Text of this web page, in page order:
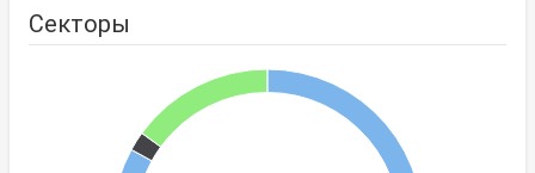
Секторы